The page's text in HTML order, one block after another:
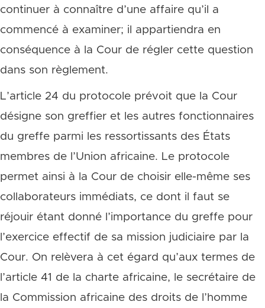
continuer à connaître d’une affaire qu’il a
commencé à examiner; il appartiendra en
conséquence à la Cour de régler cette question
dans son règlement.
L’article 24 du protocole prévoit que la Cour
désigne son greffier et les autres fonctionnaires
du greffe parmi les ressortissants des États
membres de l’Union africaine. Le protocole
permet ainsi à la Cour de choisir elle-même ses
collaborateurs immédiats, ce dont il faut se
réjouir étant donné l’importance du greffe pour
l’exercice effectif de sa mission judiciaire par la
Cour. On relèvera à cet égard qu’aux termes de
l’article 41 de la charte africaine, le secrétaire de
la Commission africaine des droits de l’homme